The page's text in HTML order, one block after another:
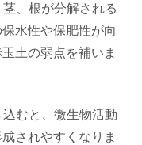
、根が分解される
水性や保肥性が向
土の弱点を補いま
むと、微生物活動
されやすくなりま